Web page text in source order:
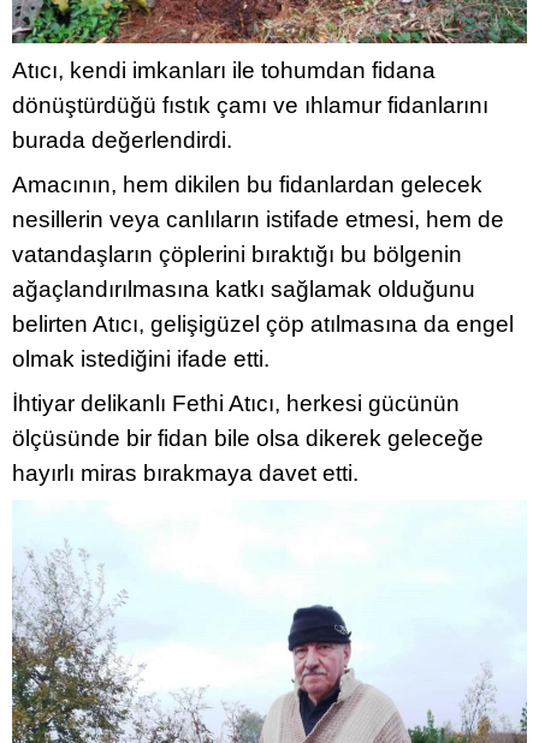
Atıcı, kendi imkanları ile tohumdan fidana
dönüştürdüğü fıstık çamı ve ıhlamur fidanlarını
burada değerlendirdi.
Amacının, hem dikilen bu fidanlardan gelecek
nesillerin veya canlıların istifade etmesi, hem de
vatandaşların çöplerini bıraktığı bu bölgenin
ağaçlandırılmasına katkı sağlamak olduğunu
belirten Atıcı, gelişigüzel çöp atılmasına da engel
olmak istediğini ifade etti.
İhtiyar delikanlı Fethi Atıcı, herkesi gücünün
ölçüsünde bir fidan bile olsa dikerek geleceğe
hayırlı miras bırakmaya davet etti.